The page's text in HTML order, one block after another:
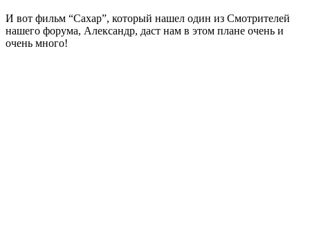
И вот фильм “Сахар”, который нашел один из Смотрителей
нашего форума, Александр, даст нам в этом плане очень и
очень много!